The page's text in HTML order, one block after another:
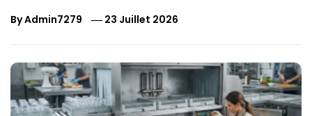
ByAdmin7279 23 Juillet 2026